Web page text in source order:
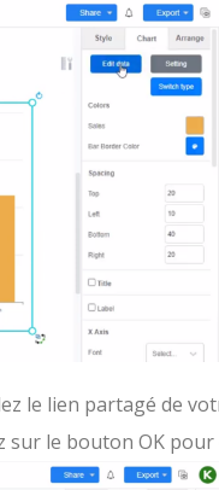
le lien partagé de
sur le bouton OK